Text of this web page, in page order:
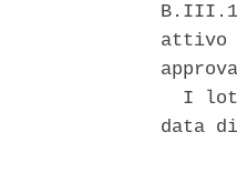
attivo
I
data